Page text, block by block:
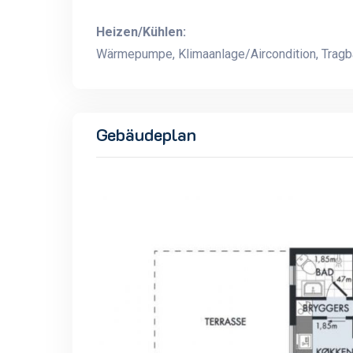
Heizen/Kühlen:
Wärmepumpe, Klimaanlage/Aircondition,
Gebäudeplan